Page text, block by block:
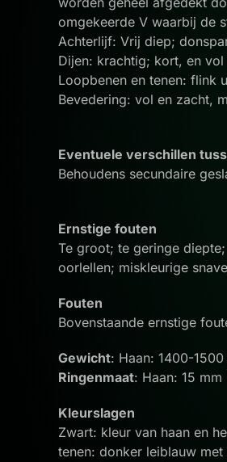
omgekeerde V waarbij de
Achterlijf: Vrij diep;
Dijen: krachtig; kort, en
Loopbenen en tenen: flink
Bevedering: vol en zacht,
Eventuele verschillen
Behoudens secundaire
Ernstige fouten
Te groot; te geringe
oorlellen; miskleurige
Fouten
Bovenstaande ernstige
Gewicht: Haan: 1400-
Ringenmaat: Haan: 15 mm
Kleurslagen
Zwart: kleur van haan en
tenen: donker leiblauw